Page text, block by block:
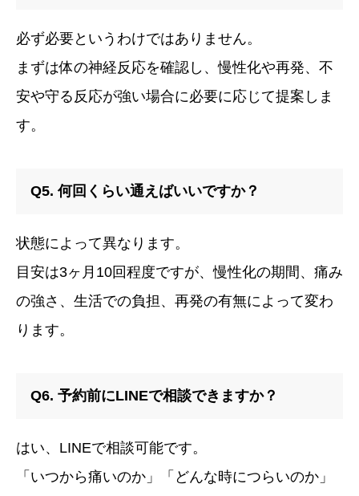
必ず必要というわけではありません。
まずは体の神経反応を確認し、慢性化や再発、不
安や守る反応が強い場合に必要に応じて提案しま
す。
Q5. 何回くらい通えばいいですか？
状態によって異なります。
目安は3ヶ月10回程度ですが、慢性化の期間、痛み
の強さ、生活での負担、再発の有無によって変わ
ります。
Q6. 予約前にLINEで相談できますか？
はい、LINEで相談可能です。
「いつから痛いのか」「どんな時につらいのか」